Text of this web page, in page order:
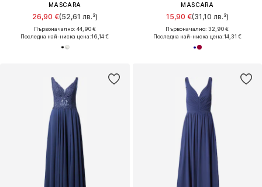
MASCARA
26,90 €(52,61 лв.³)
Първоначално: 44,90 €
Последна най-ниска цена:16,14 €
MASCARA
15,90 €(31,10 лв.³)
Първоначално: 32,90 €
Последна най-ниска цена:14,31 €